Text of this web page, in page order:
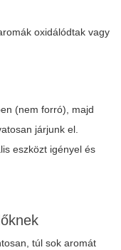
oxidálódtak vagy
(nem forró), majd
járjunk el.
eszközt igényel és
túl sok aromát